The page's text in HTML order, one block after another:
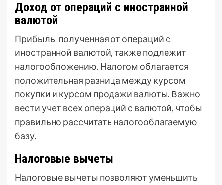
Доход от операций с иностранной
валютой
Прибыль, полученная от операций с
иностранной валютой, также подлежит
налогообложению. Налогом облагается
положительная разница между курсом
покупки и курсом продажи валюты. Важно
вести учет всех операций с валютой, чтобы
правильно рассчитать налогооблагаемую
базу.
Налоговые вычеты
Налоговые вычеты позволяют уменьшить